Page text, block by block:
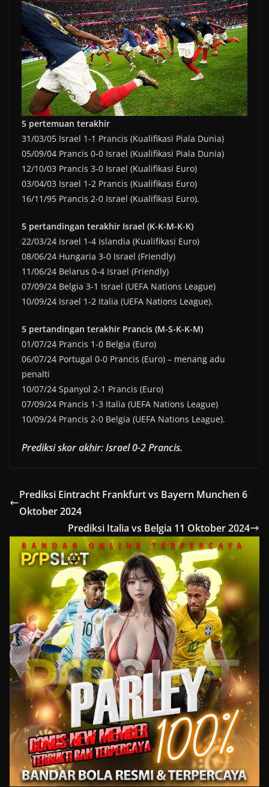
5 pertemuan terakhir
31/03/05 Israel 1-1 Prancis (Kualifikasi Piala Dunia)
05/09/04 Prancis 0-0 Israel (Kualifikasi Piala Dunia)
12/10/03 Prancis 3-0 Israel (Kualifikasi Euro)
03/04/03 Israel 1-2 Prancis (Kualifikasi Euro)
16/11/95 Prancis 2-0 Israel (Kualifikasi Euro).
5 pertandingan terakhir Israel (K-K-M-K-K)
22/03/24 Israel 1-4 Islandia (Kualifikasi Euro)
08/06/24 Hungaria 3-0 Israel (Friendly)
11/06/24 Belarus 0-4 Israel (Friendly)
07/09/24 Belgia 3-1 Israel (UEFA Nations League)
10/09/24 Israel 1-2 Italia (UEFA Nations League).
5 pertandingan terakhir Prancis (M-S-K-K-M)
01/07/24 Prancis 1-0 Belgia (Euro)
06/07/24 Portugal 0-0 Prancis (Euro) – menang adu
penalti
10/07/24 Spanyol 2-1 Prancis (Euro)
07/09/24 Prancis 1-3 Italia (UEFA Nations League)
10/09/24 Prancis 2-0 Belgia (UEFA Nations League).
Prediksi skor akhir: Israel 0-2 Prancis.
Prediksi Eintracht Frankfurt vs Bayern Munchen 6
Oktober 2024
Prediksi Italia vs Belgia 11 Oktober 2024